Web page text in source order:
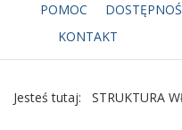
POMOC
KONTAKT
Jesteś tutaj: STRUKTURA